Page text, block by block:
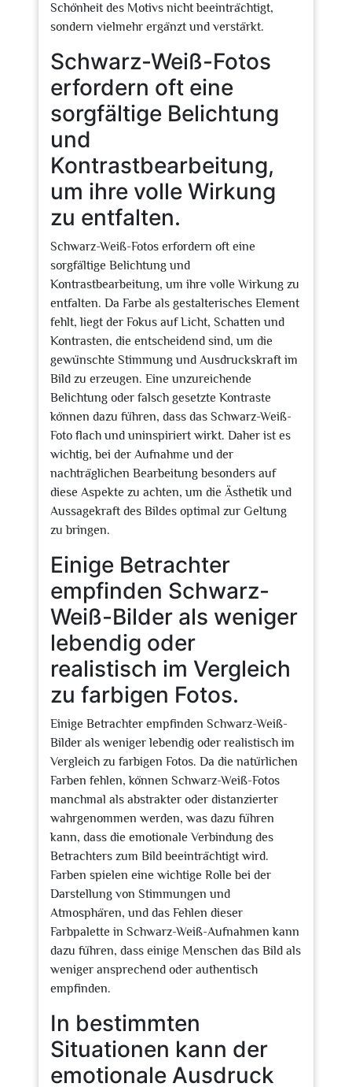
Schönheit des Motivs nicht beeinträchtigt,
sondern vielmehr ergänzt und verstärkt.
Schwarz-Weiß-Fotos
erfordern oft eine
sorgfältige Belichtung
und
Kontrastbearbeitung,
um ihre volle Wirkung
zu entfalten.
Schwarz-Weiß-Fotos erfordern oft eine
sorgfältige Belichtung und
Kontrastbearbeitung, um ihre volle Wirkung zu
entfalten. Da Farbe als gestalterisches Element
fehlt, liegt der Fokus auf Licht, Schatten und
Kontrasten, die entscheidend sind, um die
gewünschte Stimmung und Ausdruckskraft im
Bild zu erzeugen. Eine unzureichende
Belichtung oder falsch gesetzte Kontraste
können dazu führen, dass das Schwarz-Weiß-
Foto flach und uninspiriert wirkt. Daher ist es
wichtig, bei der Aufnahme und der
nachträglichen Bearbeitung besonders auf
diese Aspekte zu achten, um die Ästhetik und
Aussagekraft des Bildes optimal zur Geltung
zu bringen.
Einige Betrachter
empfinden Schwarz-
Weiß-Bilder als weniger
lebendig oder
realistisch im Vergleich
zu farbigen Fotos.
Einige Betrachter empfinden Schwarz-Weiß-
Bilder als weniger lebendig oder realistisch im
Vergleich zu farbigen Fotos. Da die natürlichen
Farben fehlen, können Schwarz-Weiß-Fotos
manchmal als abstrakter oder distanzierter
wahrgenommen werden, was dazu führen
kann, dass die emotionale Verbindung des
Betrachters zum Bild beeinträchtigt wird.
Farben spielen eine wichtige Rolle bei der
Darstellung von Stimmungen und
Atmosphären, und das Fehlen dieser
Farbpalette in Schwarz-Weiß-Aufnahmen kann
dazu führen, dass einige Menschen das Bild als
weniger ansprechend oder authentisch
empfinden.
In bestimmten
Situationen kann der
emotionale Ausdruck